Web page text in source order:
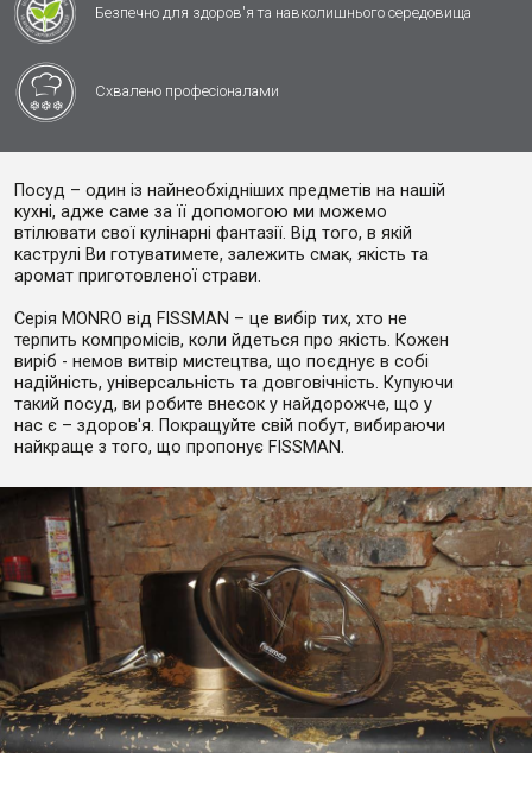
Безпечно для здоров'я та навколишнього середовища
Схвалено професіоналами
Посуд – один із найнеобхідніших предметів на нашій
кухні, адже саме за її допомогою ми можемо
втілювати свої кулінарні фантазії. Від того, в якій
каструлі Ви готуватимете, залежить смак, якість та
аромат приготовленої страви.
Серія MONRO від FISSMAN – це вибір тих, хто не
терпить компромісів, коли йдеться про якість. Кожен
виріб - немов витвір мистецтва, що поєднує в собі
надійність, універсальність та довговічність. Купуючи
такий посуд, ви робите внесок у найдорожче, що у
нас є – здоров'я. Покращуйте свій побут, вибираючи
найкраще з того, що пропонує FISSMAN.